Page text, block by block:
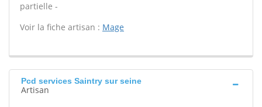
partielle -
Voir la fiche artisan : Mage
Pcd services Saintry sur seine
Artisan